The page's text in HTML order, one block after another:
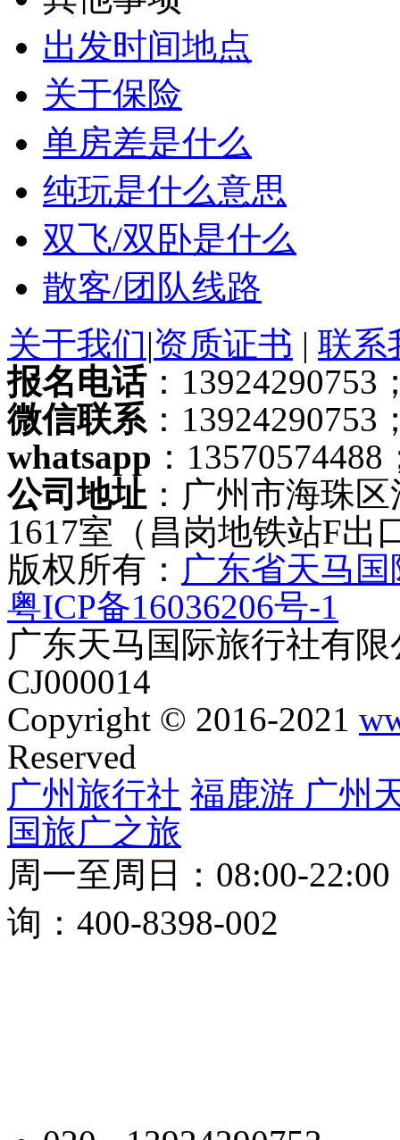
出发时间地点
关于保险
单房差是什么
纯玩是什么意思
双飞/双卧是什么
散客/团队线路
关于我们|资质证书 | 联系
报名电话：13924290753
微信联系 ：13924290753
whatsapp ：13570574488
公司地址 ：广州市海珠
1617室（昌岗地铁站F出
版权所有： 广东省天马
粤ICP备16036206号-1
广东天马国际旅行社有
CJ000014
Copyright © 2016-2021
Reserved
广州旅行社 福鹿游 广州
国旅广之旅
周一至周日：08:00-
询：400-8398-002